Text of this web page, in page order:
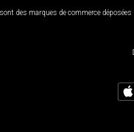
sont des marques de commerce